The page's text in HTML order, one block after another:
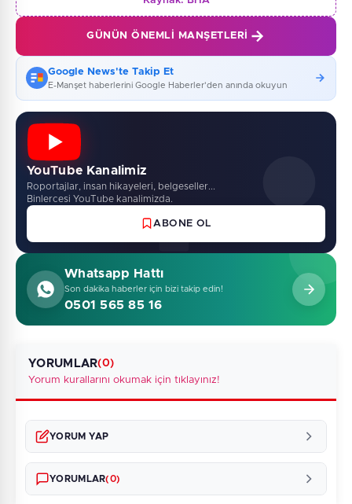
GÜNÜN ÖNEMLI MANŞETLERI
Google News'te Takip Et
E-Manşet haberlerini Google Haberler'den anında okuyun
YouTube Kanalimiz
Roportajlar, insan hikayeleri, belgeseller...
Binlercesi YouTube kanalimizda.
ABONE OL
Whatsapp Hattı
Son dakika haberler için bizi takip edin!
0501 565 85 16
YORUMLAR(0)
Yorum kurallarını okumak için tıklayınız!
YORUM YAP
YORUMLAR(0)